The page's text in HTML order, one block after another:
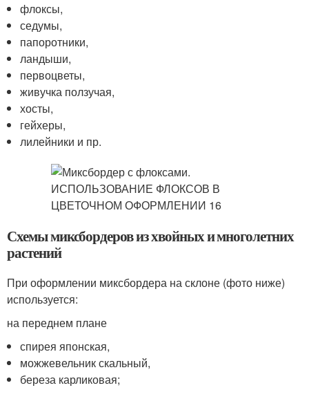
флоксы,
седумы,
папоротники,
ландыши,
первоцветы,
живучка ползучая,
хосты,
гейхеры,
лилейники и пр.
Схемы миксбордеров из хвойных и многолетних
растений
При оформлении миксбордера на склоне (фото ниже)
используется:
на переднем плане
спирея японская,
можжевельник скальный,
береза карликовая;